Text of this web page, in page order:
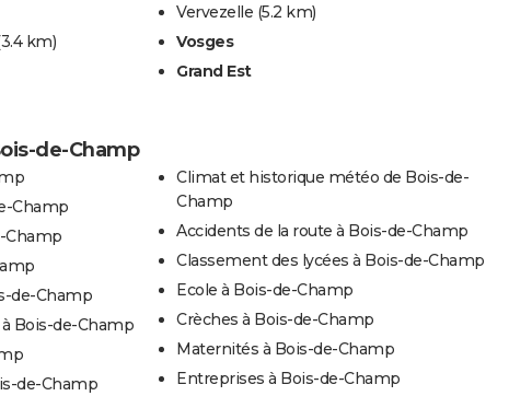
km)
Vervezelle (5.2 km)
Vosges
Grand Est
de-Champ
Champ
Champ
de-Champ
Bois-de-Champ
de-Champ
Climat et historique météo de Bois-de-
Champ
Accidents de la route à Bois-de-Champ
Classement des lycées à Bois-de-Champ
Ecole à Bois-de-Champ
Crèches à Bois-de-Champ
Maternités à Bois-de-Champ
Entreprises à Bois-de-Champ